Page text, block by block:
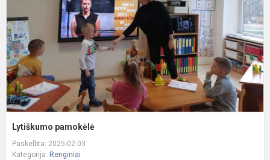
Lytiškumo pamokėlė
Paskelbta: 2025-02-03
Kategorija: Renginiai